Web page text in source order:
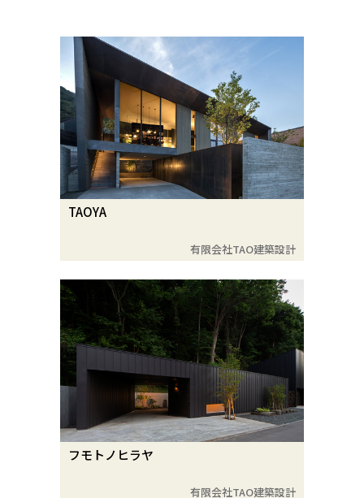
TAOYA
有限会社TAO建築設計
フモトノヒラヤ
有限会社TAO建築設計